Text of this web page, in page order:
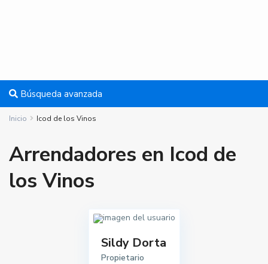
Búsqueda avanzada
Inicio Icod de los Vinos
Arrendadores en Icod de
los Vinos
Sildy Dorta
Propietario